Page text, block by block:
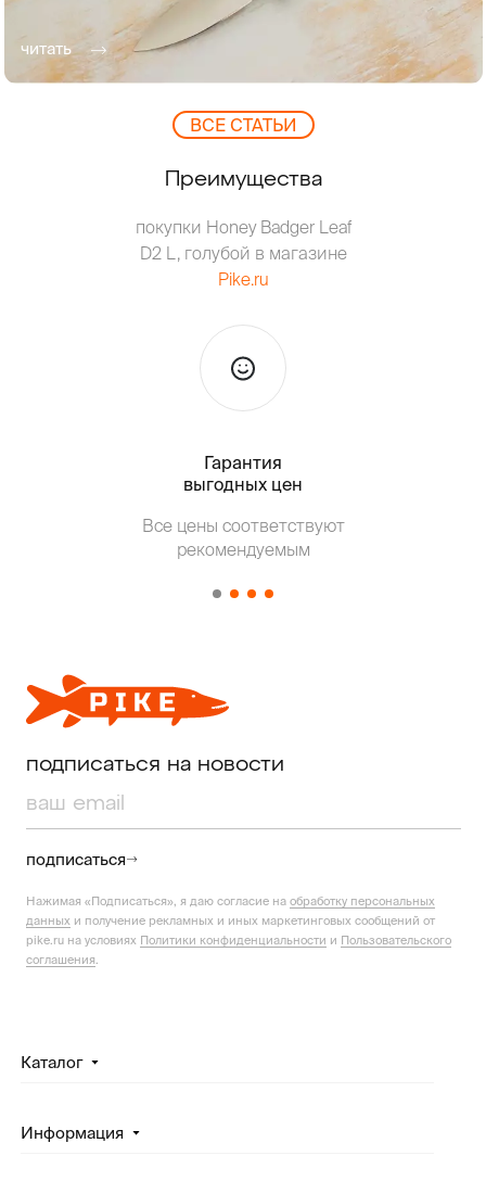
читать
ВCЕ СТАТЬИ
Преимущества
покупки Honey Badger Leaf
D2 L, голубой в магазине
Pike.ru
Гарантия
выгодных цен
Все цены соответствуют
рекомендуемым
подписаться на новости
подписаться
Нажимая «Подписаться», я даю согласие на обработку персональных
данных и получение рекламных и иных маркетинговых сообщений от
pike.ru на условиях Политики конфиденциальности и Пользовательского
соглашения
Каталог
Информация